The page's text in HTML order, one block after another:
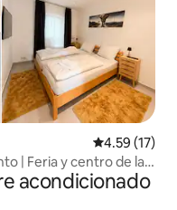
Calificación
4.59 (17)
| Feria y centro de la
acondicionado